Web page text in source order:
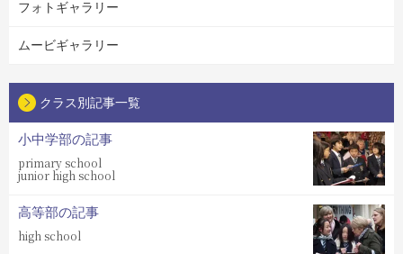
フォトギャラリー
ムービギャラリー
クラス別記事一覧
小中学部の記事
primary school
junior high school
高等部の記事
high school